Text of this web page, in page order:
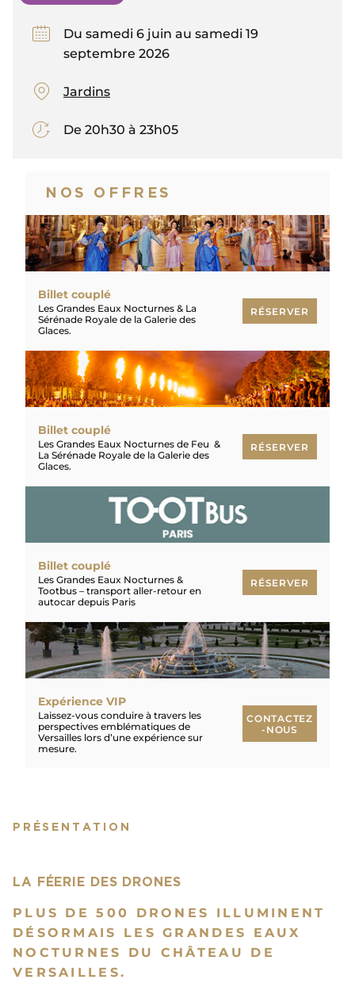
PRÉSENTATION
LA FÉERIE DES DRONES
PLUS DE 500 DRONES ILLUMINENT
DÉSORMAIS LES GRANDES EAUX
NOCTURNES DU CHÂTEAU DE
VERSAILLES.
Du samedi 6 juin au samedi 19
septembre 2026
Jardins
De 20h30 à 23h05
NOS OFFRES
Billet couplé
Les Grandes Eaux Nocturnes & La
Sérénade Royale de la Galerie des
Glaces.
RÉSERVER
Billet couplé
Les Grandes Eaux Nocturnes de Feu &
La Sérénade Royale de la Galerie des
Glaces.
RÉSERVER
Billet couplé
Les Grandes Eaux Nocturnes &
Tootbus – transport aller-retour en
autocar depuis Paris
RÉSERVER
Expérience VIP
Laissez-vous conduire à travers les
perspectives emblématiques de
Versailles lors d’une expérience sur
mesure.
CONTACTEZ
-NOUS